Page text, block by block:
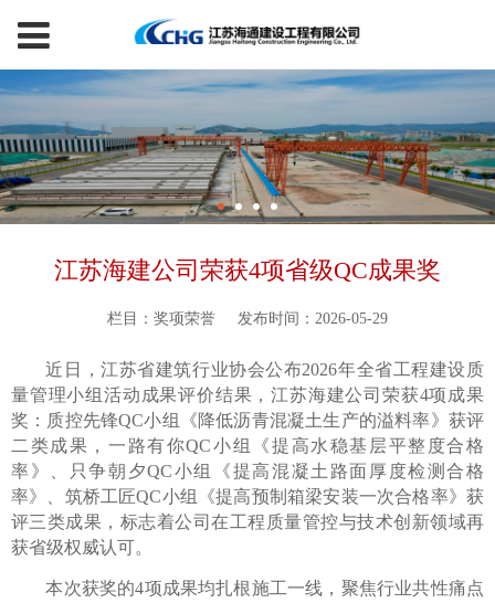
江苏海建公司荣获4项省级QC成果奖
栏目：奖项荣誉 发布时间：2026-05-29
近日，江苏省建筑行业协会公布2026年全省工程建设质
量管理小组活动成果评价结果，江苏海建公司荣获4项成果
奖：质控先锋QC小组《降低沥青混凝土生产的溢料率》获评
二类成果，一路有你QC小组《提高水稳基层平整度合格
率》、只争朝夕QC小组《提高混凝土路面厚度检测合格
率》、筑桥工匠QC小组《提高预制箱梁安装一次合格率》获
评三类成果，标志着公司在工程质量管控与技术创新领域再
获省级权威认可。
本次获奖的4项成果均扎根施工一线，聚焦行业共性痛点